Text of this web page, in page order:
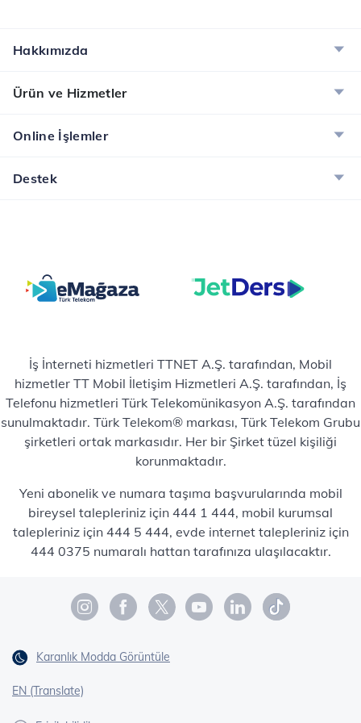
Hakkımızda
Ürün ve Hizmetler
Online İşlemler
Destek
İş İnterneti hizmetleri TTNET A.Ş. tarafından, Mobil
hizmetler TT Mobil İletişim Hizmetleri A.Ş. tarafından, İş
Telefonu hizmetleri Türk Telekomünikasyon A.Ş. tarafından
sunulmaktadır. Türk Telekom® markası, Türk Telekom Grubu
şirketleri ortak markasıdır. Her bir Şirket tüzel kişiliği
korunmaktadır.
Yeni abonelik ve numara taşıma başvurularında mobil
bireysel talepleriniz için 444 1 444, mobil kurumsal
talepleriniz için 444 5 444, evde internet talepleriniz için
444 0375 numaralı hattan tarafınıza ulaşılacaktır.
Karanlık Modda Görüntüle
EN (Translate)